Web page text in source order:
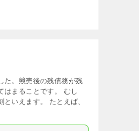
た。競売後の残債務が残
はまることです。 むし
いえます。 たとえば、